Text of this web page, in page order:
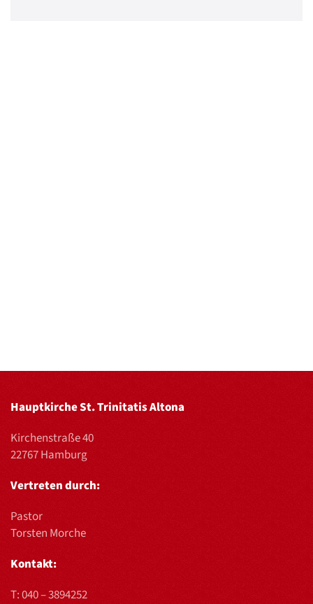
Hauptkirche St. Trinitatis Altona
Kirchenstraße 40
22767 Hamburg
Vertreten durch:
Pastor
Torsten Morche
Kontakt:
T:040 – 3894252